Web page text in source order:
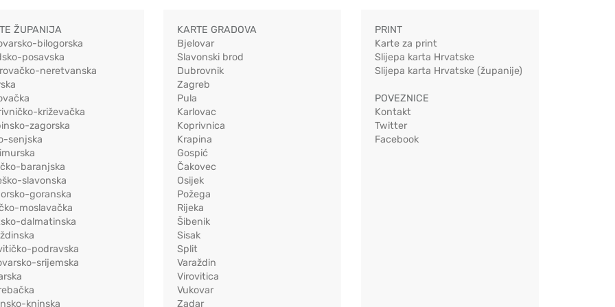
ŽUPANIJA
bilogorska
posavska
neretvanska
križevačka
zagorska
senjska
baranjska
slavonska
goranska
moslavačka
dalmatinska
podravska
srijemska
kninska
KARTE GRADOVA
Bjelovar
Slavonski brod
Dubrovnik
Zagreb
Pula
Karlovac
Koprivnica
Krapina
Gospić
Čakovec
Osijek
Požega
Rijeka
Šibenik
Sisak
Split
Varaždin
Virovitica
Vukovar
Zadar
PRINT
Karte za print
Slijepa karta Hrvatske
Slijepa karta Hrvatske (županije)
POVEZNICE
Kontakt
Twitter
Facebook